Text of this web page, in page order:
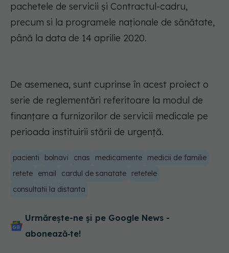
pachetele de servicii şi Contractul-cadru,
precum si la programele naționale de sănătate,
până la data de 14 aprilie 2020.
De asemenea, sunt cuprinse în acest proiect o
serie de reglementări referitoare la modul de
finanțare a furnizorilor de servicii medicale pe
perioada instituirii stării de urgență.
pacienti bolnavi cnas medicamente
medicii de familie
retete
email cardul de sanatate
retetele
consultatii la distanta
Urmărește-ne și pe Google News -
abonează‑te!